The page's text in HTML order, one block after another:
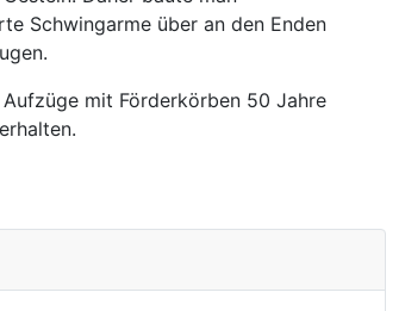
Schwingarme über an den Enden
mit Förderkörben 50 Jahre